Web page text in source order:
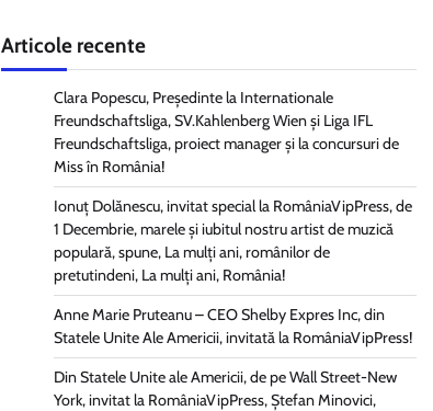
Articole recente
Clara Popescu, Președinte la Internationale
Freundschaftsliga, SV.Kahlenberg Wien şi Liga IFL
Freundschaftsliga, proiect manager și la concursuri de
Miss în România!
Ionuț Dolănescu, invitat special la RomâniaVipPress, de
1 Decembrie, marele și iubitul nostru artist de muzică
populară, spune, La mulți ani, românilor de
pretutindeni, La mulți ani, România!
Anne Marie Pruteanu – CEO Shelby Expres Inc, din
Statele Unite Ale Americii, invitată la RomâniaVipPress!
Din Statele Unite ale Americii, de pe Wall Street-New
York, invitat la RomâniaVipPress, Ștefan Minovici,